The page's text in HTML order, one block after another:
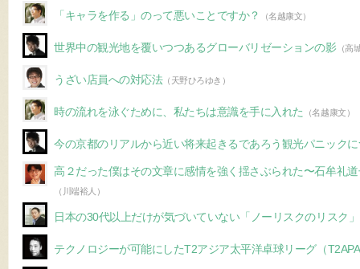
「キャラを作る」のって悪いことですか？ （名越康文）
世界中の観光地を覆いつつあるグローバリゼーションの影（高
うざい店員への対応法（天野ひろゆき）
時の流れを泳ぐために、私たちは意識を手に入れた （名越康文）
今の京都のリアルから近い将来起きるであろう観光パニック
高２だった僕はその文章に感情を強く揺さぶられた〜石牟礼
（川端裕人）
日本の30代以上だけが気づいていない「ノーリスクのリスク」
テクノロジーが可能にしたT2アジア太平洋卓球リーグ（